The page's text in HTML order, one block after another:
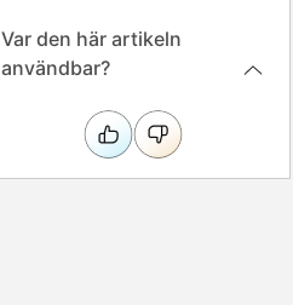
Var den här artikeln
användbar?